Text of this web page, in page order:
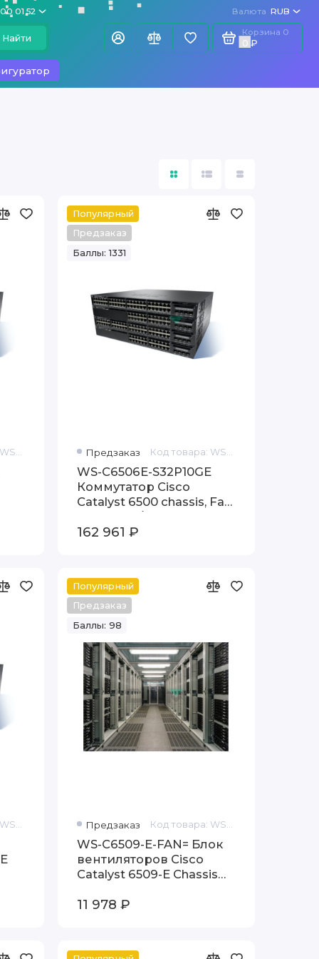
01 52 Валюта RUB
Найти
Корзина 0
0 ₽
Код товара: WS-C6506-E-FWM-K9
Популярный
Предзаказ
Баллы: 1331
Предзаказ Код товара: WS-C6506E-S32P10GE
WS-C6506E-S32P10GE
Коммутатор Cisco
Catalyst 6500 chassis, Fan
162 961 ₽
Код товара: WS-C6509-E-ACE-K9
Популярный
Предзаказ
Баллы: 98
Предзаказ Код товара: WS-C6509-E-FAN=
WS-C6509-E-FAN= Блок
вентиляторов Cisco
Catalyst 6509-E Chassis
11 978 ₽